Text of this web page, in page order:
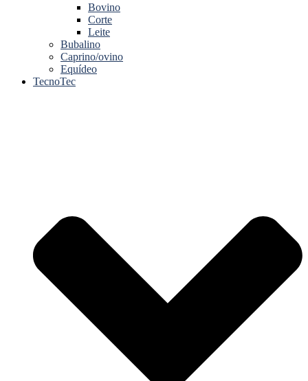
Bovino
Corte
Leite
Bubalino
Caprino/ovino
Equídeo
TecnoTec